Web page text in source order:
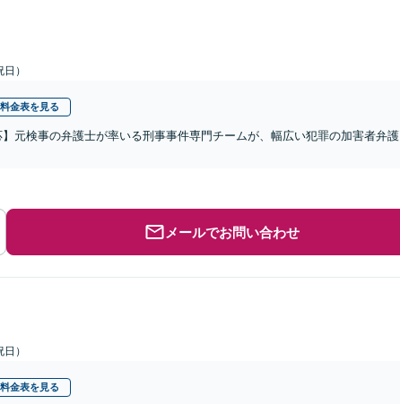
）
料金表を見る
元検事の弁護士が率いる刑事事件専門チームが、幅広い犯罪の加害者弁護
メールでお問い合わせ
）
料金表を見る